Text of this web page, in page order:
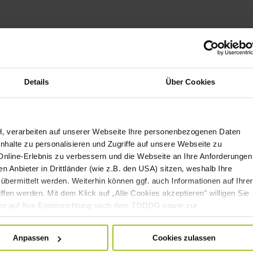
Details Über Cookies
verarbeiten auf unserer Webseite Ihre personenbezogenen Daten
zu personalisieren und Zugriffe auf unsere Webseite zu
Erlebnis zu verbessern und die Webseite an Ihre Anforderungen
Anbieter in Drittländer (wie z.B. den USA) sitzen, weshalb Ihre
werden. Weiterhin können ggf. auch Informationen auf Ihrer
werden. Mit dem Klick auf „Alle Cookies akzeptieren" willigen Sie
auf Ihre Endeinrichtung nach dem TDDDG sowie zur
die oben genannten Zwecke nach der DSGVO gebündelt ein. Die
finden Sie in unserer
Datenschutzerklärung.
Anpassen Cookies zulassen